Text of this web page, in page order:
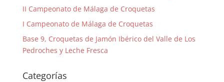
II Campeonato de Málaga de Croquetas
I Campeonato de Málaga de Croquetas
Base 9, Croquetas de Jamón Ibérico del Valle de Los
Pedroches y Leche Fresca
Categorías